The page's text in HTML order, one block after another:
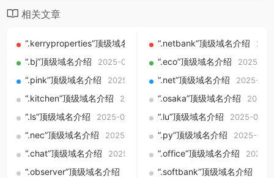
相关文章
“.kerryproperties”顶级域名介绍 2025-09-01
“.netbank”顶级域名介绍
“.bj”顶级域名介绍 2025-09-01 “.eco”顶级域名介绍 2025-
“.pink”顶级域名介绍 2025-09-01 “.net”顶级域名介绍 2025-09-
“.kitchen”顶级域名介绍 2025-09-01“.osaka”顶级域名介绍 2025-
“.ls”顶级域名介绍 2025-09-01 “.lu”顶级域名介绍 2025-09-
“.nec”顶级域名介绍 2025-09-01 “.py”顶级域名介绍 2025-09-
“.chat”顶级域名介绍 2025-09-01 “.office”顶级域名介绍 2025-
“.observer”顶级域名介绍 2025-09-01“.softbank”顶级域名介绍